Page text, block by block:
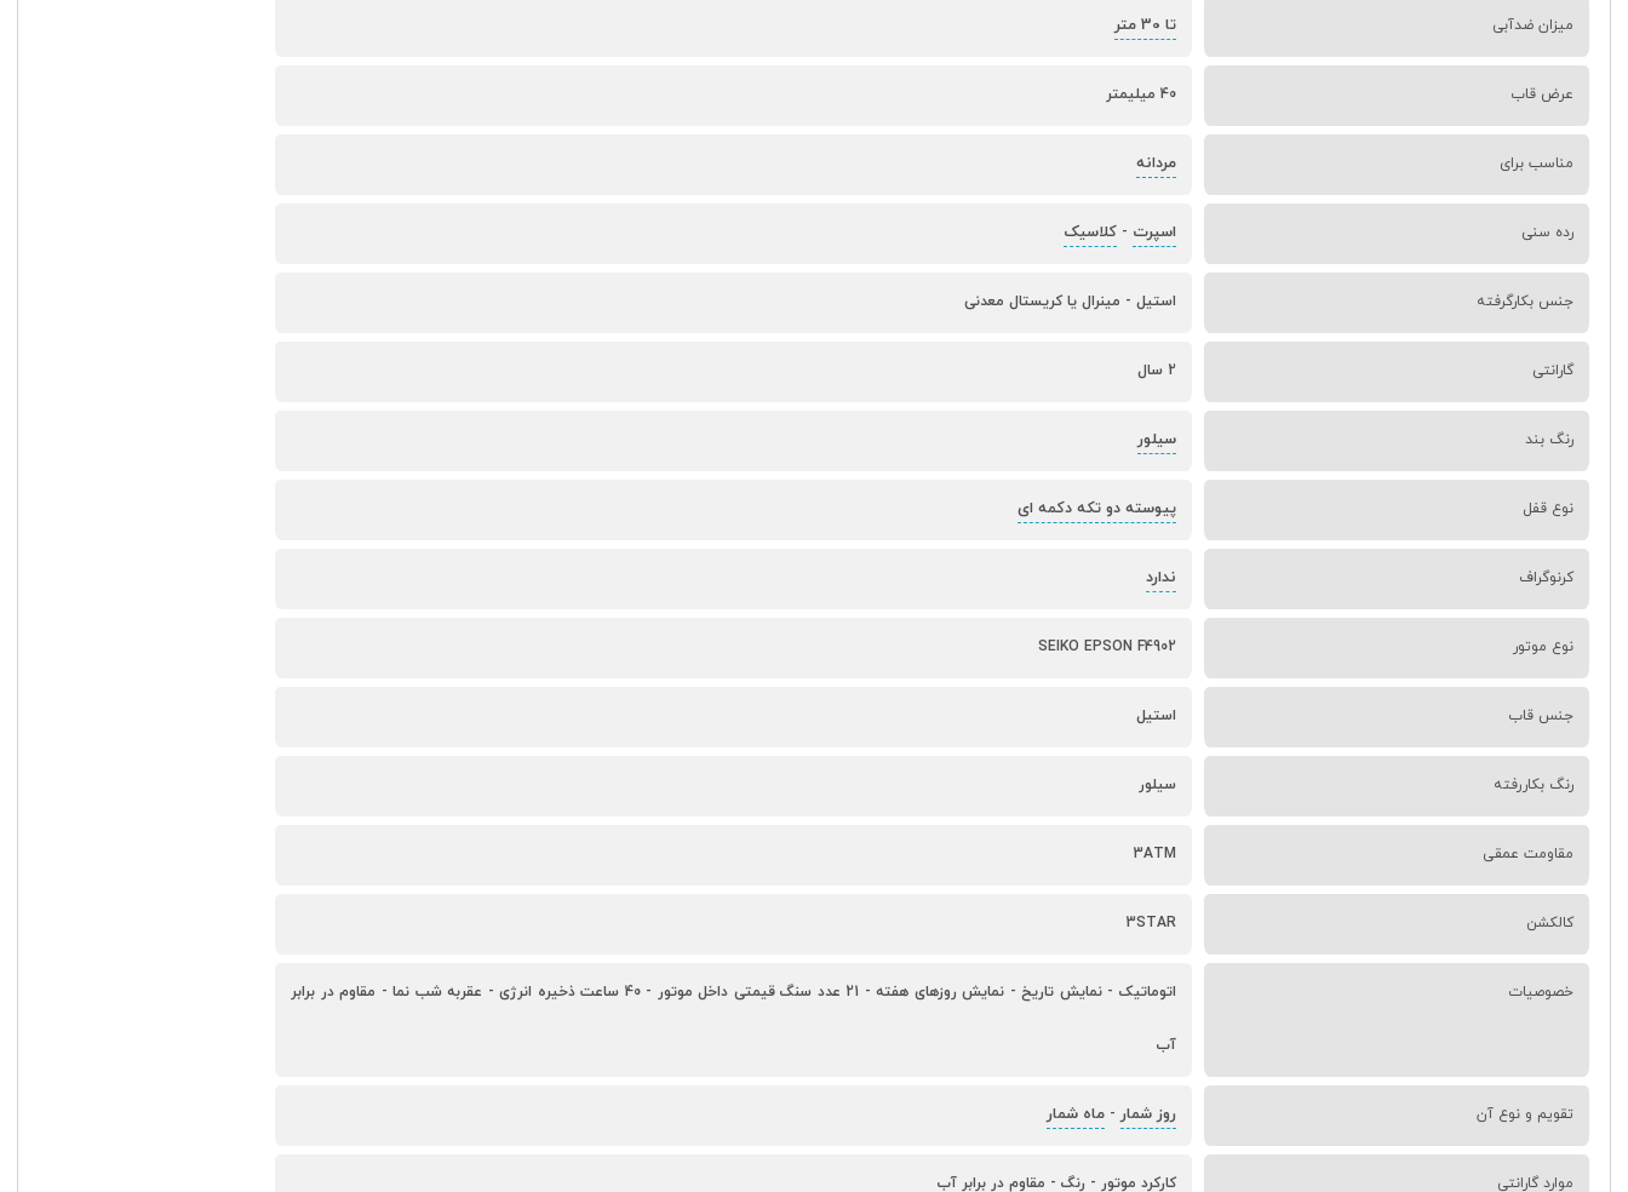
میزان ضدآبی تا 30 متر
عرض قاب 40 میلیمتر
مناسب برای مردانه
رده سنی اسپرت -کلاسیک
جنس بکارگرفته استیل - مینرال یا کریستال معدنی
گارانتی 2 سال
رنگ بند سیلور
نوع قفل پیوسته دو تکه دکمه ای
کرنوگراف ندارد
نوع موتور SEIKO EPSON F4902
جنس قاب استیل
رنگ بکاررفته سیلور
مقاومت عمقی 3ATM
کالکشن 3STAR
خصوصیات اتوماتیک - نمایش تاریخ - نمایش روزهای هفته - 21 عدد سنگ قیمتی داخل موتور - 40 ساعت ذخیره انرژی - عقربه شب نما - مقاوم در برابر
آب
تقویم و نوع آن روز شمار -ماه شمار
موارد گارانتی کارکرد موتور - رنگ - مقاوم در برابر آب